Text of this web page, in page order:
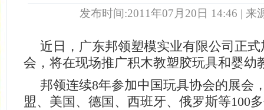
发布时间:2011年07月20日 14:46 | 来
近日，广东邦领塑模实业有限公司正
会，将在现场推广积木教塑胶玩具和婴幼
邦领连续8年参加中国玩具协会的展会
盟、美国、德国、西班牙、俄罗斯等100